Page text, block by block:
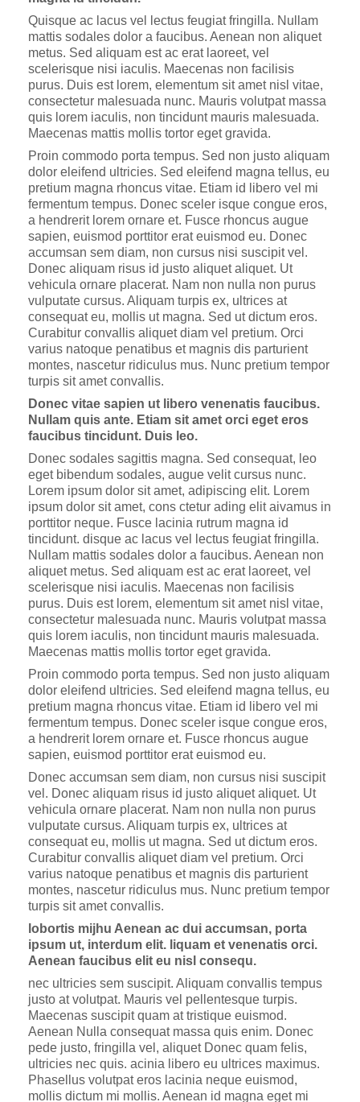
Quisque ac lacus vel lectus feugiat fringilla. Nullam
mattis sodales dolor a faucibus. Aenean non aliquet
metus. Sed aliquam est ac erat laoreet, vel
scelerisque nisi iaculis. Maecenas non facilisis
purus. Duis est lorem, elementum sit amet nisl vitae,
consectetur malesuada nunc. Mauris volutpat massa
quis lorem iaculis, non tincidunt mauris malesuada.
Maecenas mattis mollis tortor eget gravida.
Proin commodo porta tempus. Sed non justo aliquam
dolor eleifend ultricies. Sed eleifend magna tellus, eu
pretium magna rhoncus vitae. Etiam id libero vel mi
fermentum tempus. Donec sceler isque congue eros,
a hendrerit lorem ornare et. Fusce rhoncus augue
sapien, euismod porttitor erat euismod eu. Donec
accumsan sem diam, non cursus nisi suscipit vel.
Donec aliquam risus id justo aliquet aliquet. Ut
vehicula ornare placerat. Nam non nulla non purus
vulputate cursus. Aliquam turpis ex, ultrices at
consequat eu, mollis ut magna. Sed ut dictum eros.
Curabitur convallis aliquet diam vel pretium. Orci
varius natoque penatibus et magnis dis parturient
montes, nascetur ridiculus mus. Nunc pretium tempor
turpis sit amet convallis.
Donec vitae sapien ut libero venenatis faucibus.
Nullam quis ante. Etiam sit amet orci eget eros
faucibus tincidunt. Duis leo.
Donec sodales sagittis magna. Sed consequat, leo
eget bibendum sodales, augue velit cursus nunc.
Lorem ipsum dolor sit amet, adipiscing elit. Lorem
ipsum dolor sit amet, cons ctetur ading elit aivamus in
porttitor neque. Fusce lacinia rutrum magna id
tincidunt. disque ac lacus vel lectus feugiat fringilla.
Nullam mattis sodales dolor a faucibus. Aenean non
aliquet metus. Sed aliquam est ac erat laoreet, vel
scelerisque nisi iaculis. Maecenas non facilisis
purus. Duis est lorem, elementum sit amet nisl vitae,
consectetur malesuada nunc. Mauris volutpat massa
quis lorem iaculis, non tincidunt mauris malesuada.
Maecenas mattis mollis tortor eget gravida.
Proin commodo porta tempus. Sed non justo aliquam
dolor eleifend ultricies. Sed eleifend magna tellus, eu
pretium magna rhoncus vitae. Etiam id libero vel mi
fermentum tempus. Donec sceler isque congue eros,
a hendrerit lorem ornare et. Fusce rhoncus augue
sapien, euismod porttitor erat euismod eu.
Donec accumsan sem diam, non cursus nisi suscipit
vel. Donec aliquam risus id justo aliquet aliquet. Ut
vehicula ornare placerat. Nam non nulla non purus
vulputate cursus. Aliquam turpis ex, ultrices at
consequat eu, mollis ut magna. Sed ut dictum eros.
Curabitur convallis aliquet diam vel pretium. Orci
varius natoque penatibus et magnis dis parturient
montes, nascetur ridiculus mus. Nunc pretium tempor
turpis sit amet convallis.
lobortis mijhu Aenean ac dui accumsan, porta
ipsum ut, interdum elit. liquam et venenatis orci.
Aenean faucibus elit eu nisl consequ.
nec ultricies sem suscipit. Aliquam convallis tempus
justo at volutpat. Mauris vel pellentesque turpis.
Maecenas suscipit quam at tristique euismod.
Aenean Nulla consequat massa quis enim. Donec
pede justo, fringilla vel, aliquet Donec quam felis,
ultricies nec quis. acinia libero eu ultrices maximus.
Phasellus volutpat eros lacinia neque euismod,
mollis dictum mi mollis. Aenean id magna eget mi